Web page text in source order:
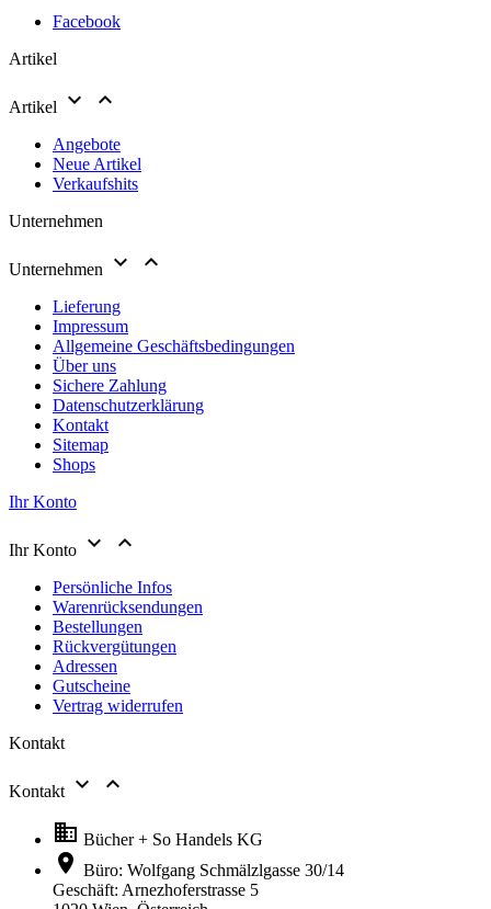
Facebook
Artikel
Artikel  
Angebote
Neue Artikel
Verkaufshits
Unternehmen
Unternehmen  
Lieferung
Impressum
Allgemeine Geschäftsbedingungen
Über uns
Sichere Zahlung
Datenschutzerklärung
Kontakt
Sitemap
Shops
Ihr Konto
Ihr Konto  
Persönliche Infos
Warenrücksendungen
Bestellungen
Rückvergütungen
Adressen
Gutscheine
Vertrag widerrufen
Kontakt
Kontakt 

 Bücher + So Handels KG
 Büro: Wolfgang Schmälzlgasse 30/14
Geschäft: Arnezhoferstrasse 5